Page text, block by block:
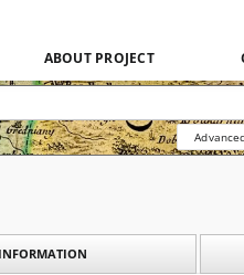
ABOUT PROJECT
INFORMATION